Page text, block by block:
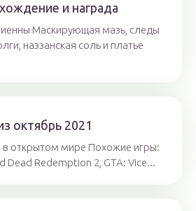
и награда
Маскирующая мазь, следы
наэзанская соль и платье
октябрь 2021
в открытом мире Похожие игры:
Dead Redemption 2, GTA: Vice...